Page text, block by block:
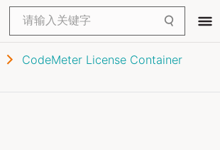
CodeMeter License Container